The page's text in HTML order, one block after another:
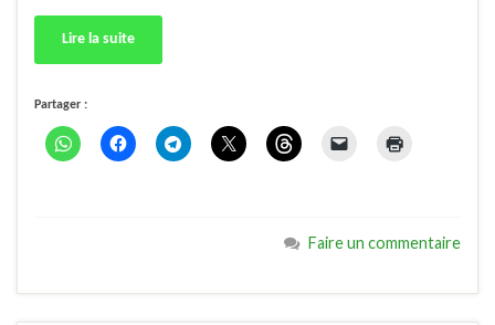
Lire la suite
Partager :
Faire un commentaire